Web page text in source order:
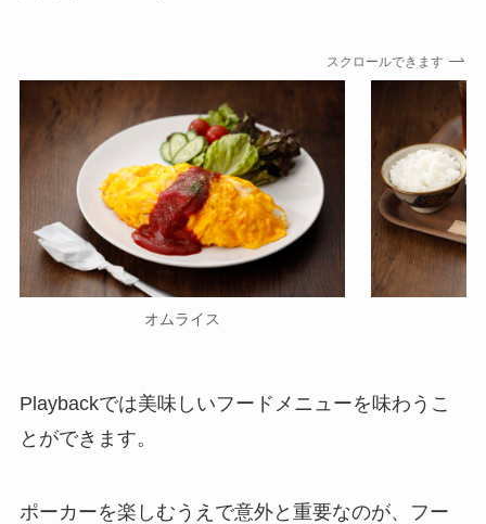
スクロールできます
オムライス
Playbackでは美味しいフードメニューを味わうこ
とができます。
ポーカーを楽しむうえで意外と重要なのが、フー